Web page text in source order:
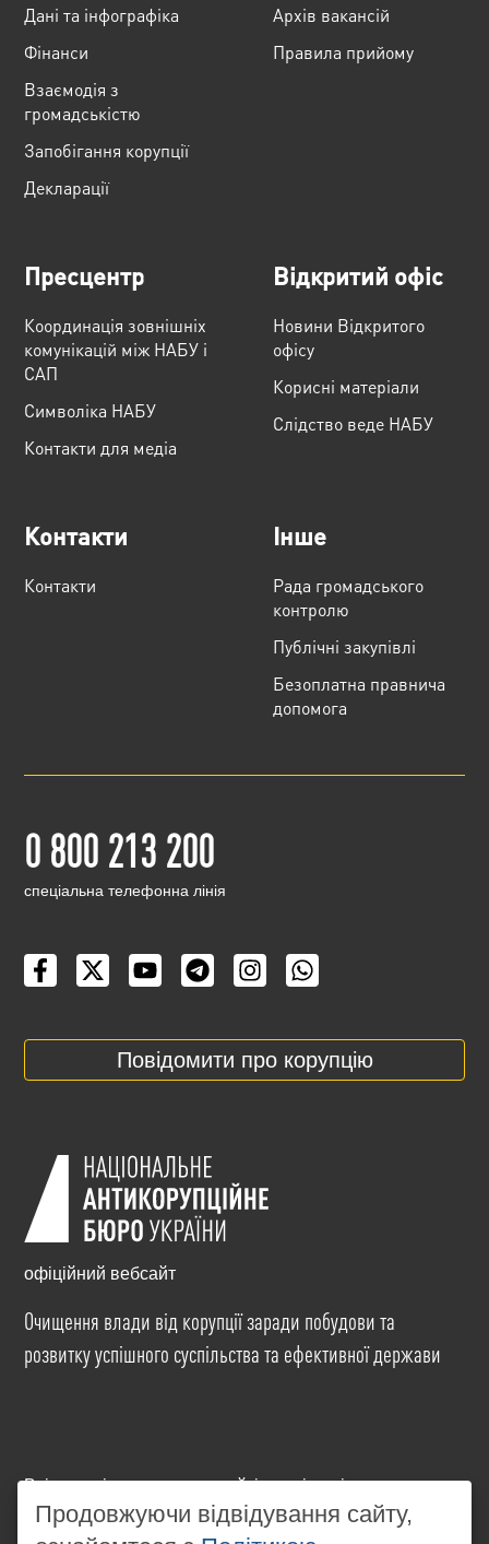
Дані та інфографіка
Фінанси
Взаємодія з
громадськістю
Запобігання корупції
Декларації
Архів вакансій
Правила прийому
Пресцентр
Координація зовнішніх
комунікацій між НАБУ і
САП
Cимволіка НАБУ
Контакти для медіа
Відкритий офіс
Новини Відкритого
офісу
Корисні матеріали
Слідство веде НАБУ
Контакти
Контакти
Інше
Рада громадського
контролю
Публічні закупівлі
Безоплатна правнича
допомога
0 800 213 200
cпеціальна телефонна лінія
Повідомити про корупцію
офіційний вебсайт
Очищення влади від корупції заради побудови та
розвитку успішного суспільства та ефективної держави
Всі матеріали на цьому сайті розміщені на умовах
ліцензіїCreative Commons Attribution-NonCommercial-
NoDerivatives 4.0 International. Використання будь-
Продовжуючи відвідування сайту,